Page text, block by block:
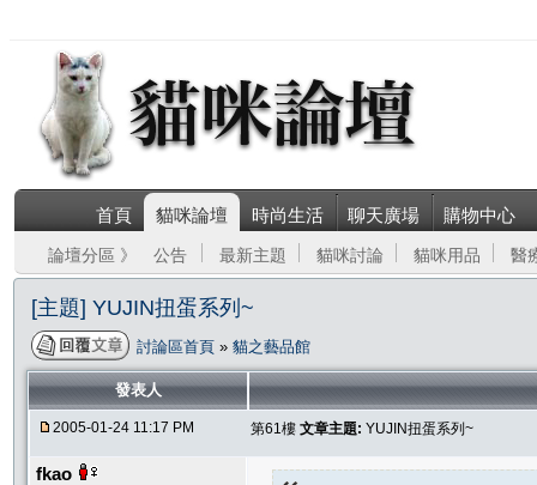
首頁 貓咪論壇 時尚生活 聊天廣場 購物中心
論壇分區 》 公告 最新主題 貓咪討論 貓咪用品 醫
[主題] YUJIN扭蛋系列~
討論區首頁 » 貓之藝品館
發表人
2005-01-24 11:17 PM 第61樓 文章主題: YUJIN扭蛋系列~
fkao